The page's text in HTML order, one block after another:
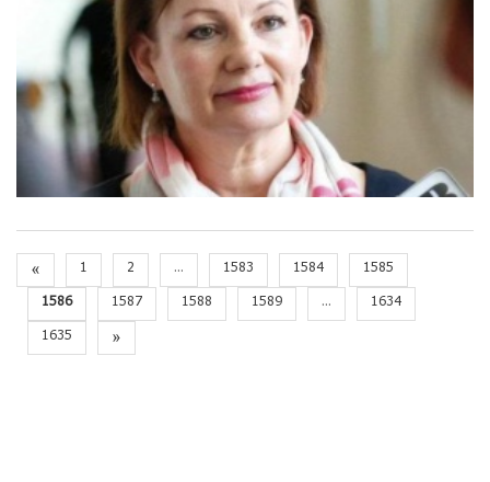
« 1 2 ... 1583 1584
1585
1586
1587 1588 1589 ...
1634
1635
»